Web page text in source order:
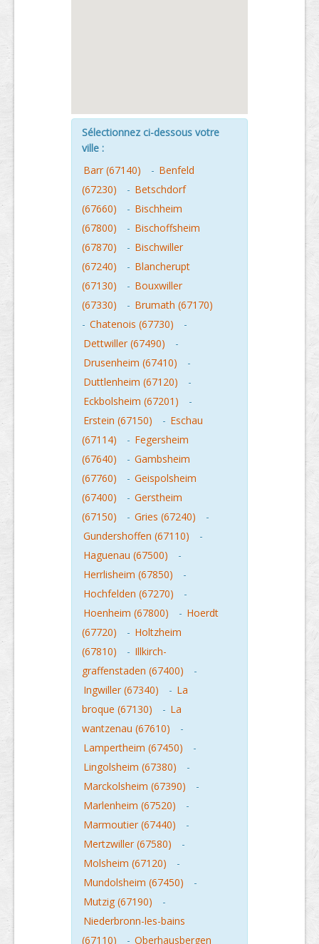
Sélectionnez ci-dessous votre
ville :
Barr (67140)
- Benfeld
(67230)
- Betschdorf
(67660)
- Bischheim
(67800)
- Bischoffsheim
(67870)
- Bischwiller
(67240)
- Blancherupt
(67130)
- Bouxwiller
(67330)
- Brumath (67170)
- Chatenois (67730)
-
Dettwiller (67490)
-
Drusenheim (67410)
-
Duttlenheim (67120)
-
Eckbolsheim (67201)
-
Erstein (67150)
- Eschau
(67114)
- Fegersheim
(67640)
- Gambsheim
(67760)
- Geispolsheim
(67400)
- Gerstheim
(67150)
- Gries (67240)
-
Gundershoffen (67110)
-
Haguenau (67500)
-
Herrlisheim (67850)
-
Hochfelden (67270)
-
Hoenheim (67800)
- Hoerdt
(67720)
- Holtzheim
(67810)
- Illkirch-
graffenstaden (67400)
-
Ingwiller (67340)
- La
broque (67130)
- La
wantzenau (67610)
-
Lampertheim (67450)
-
Lingolsheim (67380)
-
Marckolsheim (67390)
-
Marlenheim (67520)
-
Marmoutier (67440)
-
Mertzwiller (67580)
-
Molsheim (67120)
-
Mundolsheim (67450)
-
Mutzig (67190)
-
Niederbronn-les-bains
(67110)
- Oberhausbergen